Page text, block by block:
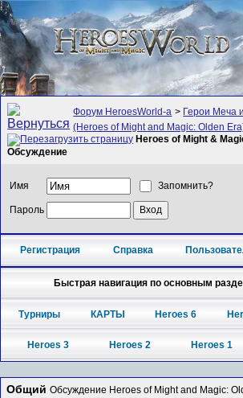
Форум HeroesWorld-а > Герои Меча
(Heroes of Might and Magic: Olden
Heroes of Might &
Обсуждение
Имя Запомнить?
Пароль
Регистрация Справка
Быстрая навигация по основным
Турниры КАРТЫ Heroes 6
Heroes 3 Heroes 2 Heroes 1
Общий Обсуждение Heroes of Might and Magic: